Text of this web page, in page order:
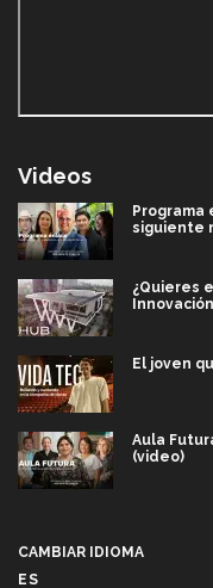
Videos
Programa
siguiente
¿Quieres
El joven
Aula
(video)
CAMBIAR IDIOMA
ES